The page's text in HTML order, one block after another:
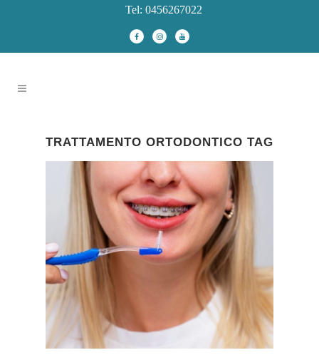
Tel: 0456267022
TRATTAMENTO ORTODONTICO TAG